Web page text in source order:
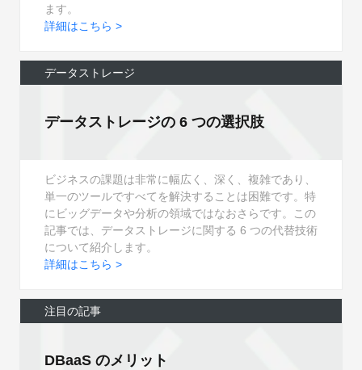
ます。
詳細はこちら >
データストレージ
データストレージの 6 つの選択肢
ビジネスの課題は非常に幅広く、深く、複雑であり、
単一のツールですべてを解決することは困難です。特
にビッグデータや分析の領域ではなおさらです。この
記事では、データストレージに関する 6 つの代替技術
について紹介します。
詳細はこちら >
注目の記事
DBaaS のメリット